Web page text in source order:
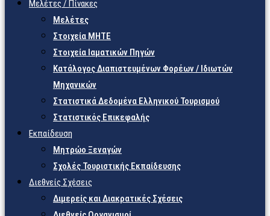
Μελέτες / Πίνακες
Μελέτες
Στοιχεία ΜΗΤΕ
Στοιχεία Ιαματικών Πηγών
Κατάλογος Διαπιστευμένων Φορέων / Ιδιωτών
Μηχανικών
Στατιστικά Δεδομένα Ελληνικού Τουρισμού
Στατιστικός Επικεφαλής
Εκπαίδευση
Μητρώο Ξεναγών
Σχολές Τουριστικής Εκπαίδευσης
Διεθνείς Σχέσεις
Διμερείς και Διακρατικές Σχέσεις